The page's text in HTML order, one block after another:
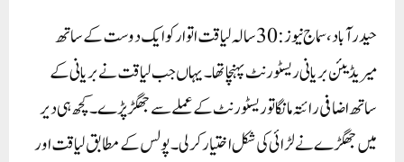
حیدرآباد، سماج نیوز: 30 سالہ لیاقت اتوار کو ایک دوست کے ساتھ
میریڈیئن بریانی ریسٹورنٹ پہنچا تھا۔ یہاں جب لیاقت نے بریانی کے
ساتھ اضافی رائتہ مانگا تو ریسٹورنٹ کے عملے سے جھگڑ پڑے۔ کچھ ہی دیر
میں جھگڑے نے لڑائی کی شکل اختیار کر لی۔ پولس کے مطابق لیاقت اور